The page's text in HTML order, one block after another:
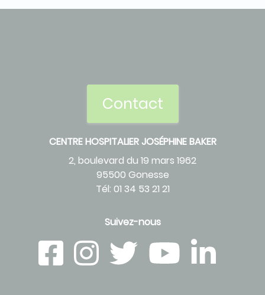
Contact
CENTRE HOSPITALIER JOSÉPHINE BAKER
2, boulevard du 19 mars 1962
95500 Gonesse
Tél: 01 34 53 21 21
Suivez-nous